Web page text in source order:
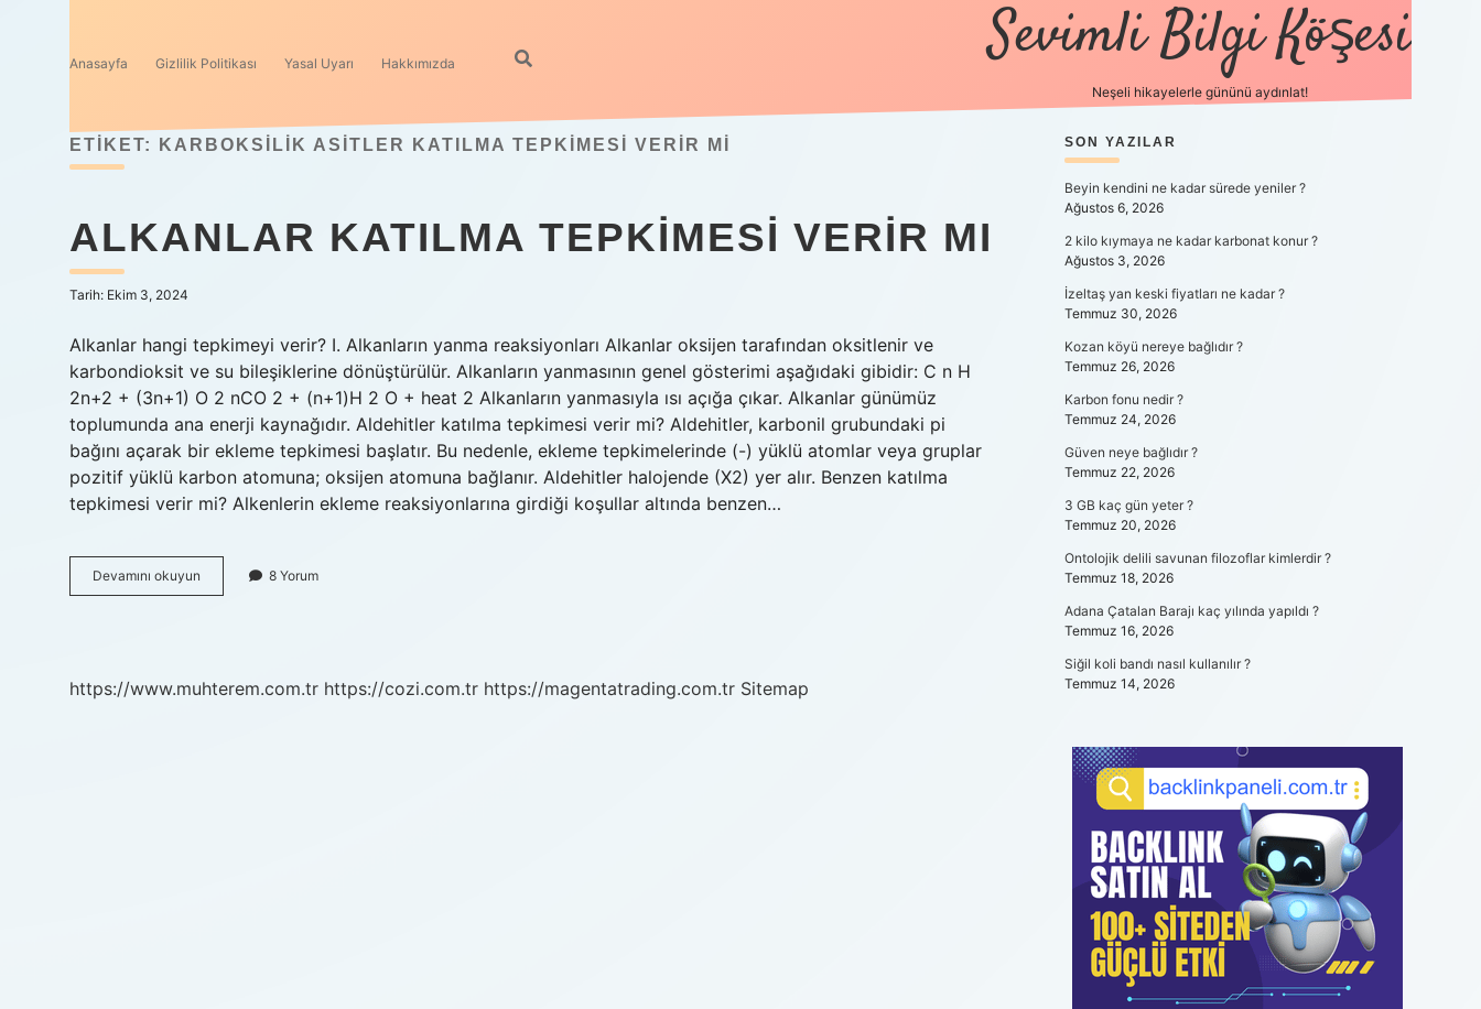
Anasayfa Gizlilik Politikası Yasal Uyarı Hakkımızda Sevimli Bilgi Köşesi
Neşeli hikayelerle gününü aydınlat!
ETIKET: KARBOKSILIK ASITLER KATILMA TEPKIMESI VERIR MI
ALKANLAR KATILMA TEPKIMESI VERIR MI
Tarih: Ekim 3, 2024
Alkanlar hangi tepkimeyi verir? I. Alkanların yanma reaksiyonları Alkanlar oksijen tarafından oksitlenir ve
karbondioksit ve su bileşiklerine dönüştürülür. Alkanların yanmasının genel gösterimi aşağıdaki gibidir: C n H
2n+2 + (3n+1) O 2 nCO 2 + (n+1)H 2 O + heat 2 Alkanların yanmasıyla ısı açığa çıkar. Alkanlar günümüz
toplumunda ana enerji kaynağıdır. Aldehitler katılma tepkimesi verir mi? Aldehitler, karbonil grubundaki pi
bağını açarak bir ekleme tepkimesi başlatır. Bu nedenle, ekleme tepkimelerinde (-) yüklü atomlar veya gruplar
pozitif yüklü karbon atomuna; oksijen atomuna bağlanır. Aldehitler halojende (X2) yer alır. Benzen katılma
tepkimesi verir mi? Alkenlerin ekleme reaksiyonlarına girdiği koşullar altında benzen…
Devamını okuyun Alkanlar
Katılma
8 Yorum
https://www.muhterem.com.tr https://cozi.com.tr https://magentatrading.com.tr Sitemap
SIDEBAR
SON YAZILAR
Beyin kendini ne kadar sürede yeniler ?
Ağustos 6, 2026
2 kilo kıymaya ne kadar karbonat konur ?
Ağustos 3, 2026
İzeltaş yan keski fiyatları ne kadar ?
Temmuz 30, 2026
Kozan köyü nereye bağlıdır ?
Temmuz 26, 2026
Karbon fonu nedir ?
Temmuz 24, 2026
Güven neye bağlıdır ?
Temmuz 22, 2026
3 GB kaç gün yeter ?
Temmuz 20, 2026
Ontolojik delili savunan filozoflar kimlerdir ?
Temmuz 18, 2026
Adana Çatalan Barajı kaç yılında yapıldı ?
Temmuz 16, 2026
Siğil koli bandı nasıl kullanılır ?
Temmuz 14, 2026